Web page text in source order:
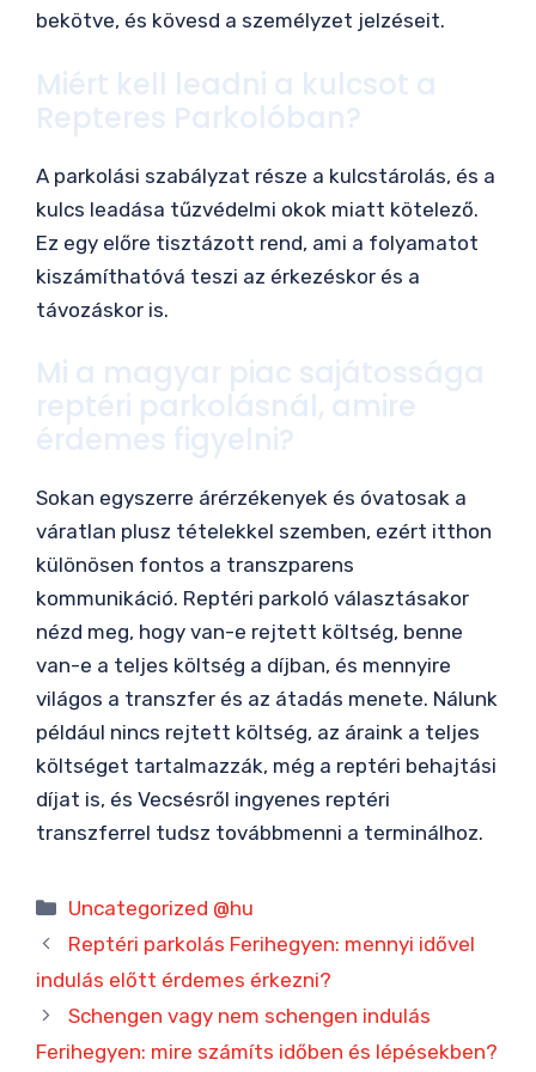
bekötve, és kövesd a személyzet jelzéseit.
Miért kell leadni a kulcsot a
Repteres Parkolóban?
A parkolási szabályzat része a kulcstárolás, és a
kulcs leadása tűzvédelmi okok miatt kötelező.
Ez egy előre tisztázott rend, ami a folyamatot
kiszámíthatóvá teszi az érkezéskor és a
távozáskor is.
Mi a magyar piac sajátossága
reptéri parkolásnál, amire
érdemes figyelni?
Sokan egyszerre árérzékenyek és óvatosak a
váratlan plusz tételekkel szemben, ezért itthon
különösen fontos a transzparens
kommunikáció. Reptéri parkoló választásakor
nézd meg, hogy van-e rejtett költség, benne
van-e a teljes költség a díjban, és mennyire
világos a transzfer és az átadás menete. Nálunk
például nincs rejtett költség, az áraink a teljes
költséget tartalmazzák, még a reptéri behajtási
díjat is, és Vecsésről ingyenes reptéri
transzferrel tudsz továbbmenni a terminálhoz.
Kategória
Uncategorized @hu
Reptéri parkolás Ferihegyen: mennyi idővel
indulás előtt érdemes érkezni?
Schengen vagy nem schengen indulás
Ferihegyen: mire számíts időben és lépésekben?